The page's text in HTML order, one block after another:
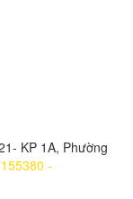
KP 1A, Phường
-